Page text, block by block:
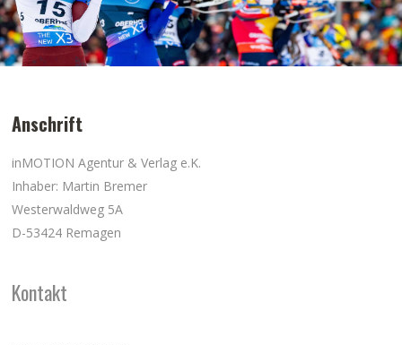
Anschrift
inMOTION Agentur & Verlag e.K.
Inhaber: Martin Bremer
Westerwaldweg 5A
D-53424 Remagen
Kontakt